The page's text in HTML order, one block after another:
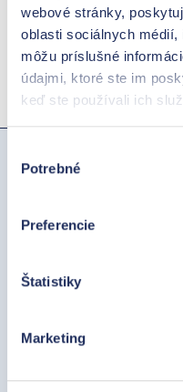
webové stránky,
oblasti sociálnych
môžu príslušné
údajmi, ktoré ste im
keď ste používali ich
súhlasu
Potrebné
Preferencie
Štatistiky
Marketing
Fakturovaná čiastka
do 14 dní.
V prípade dotazov nás
Hilpress Slovakia
900 27 Bernolákovo
Telefon:+421-2-209 101 15